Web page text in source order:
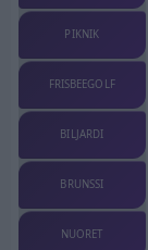
PIKNIK
FRISBEEGOLF
BILJARDI
BRUNSSI
NUORET